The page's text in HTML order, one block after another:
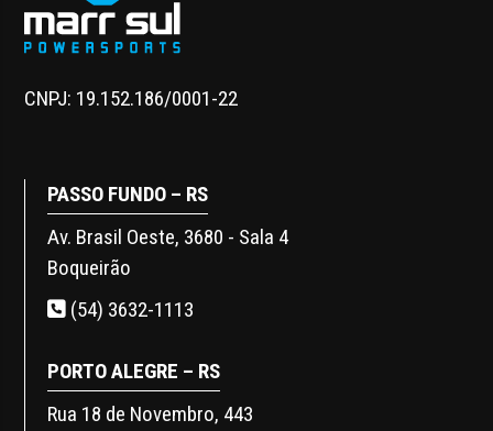
CNPJ: 19.152.186/0001-22
PASSO FUNDO – RS
Av. Brasil Oeste, 3680 - Sala 4
Boqueirão
(54) 3632-1113
PORTO ALEGRE – RS
Rua 18 de Novembro, 443